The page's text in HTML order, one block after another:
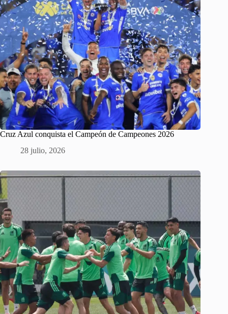
Cruz Azul conquista el Campeón de Campeones 2026
28 julio, 2026